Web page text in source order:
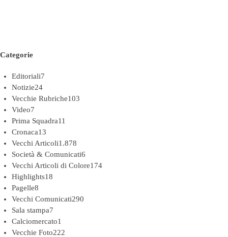
Categorie
Editoriali7
Notizie24
Vecchie Rubriche103
Video7
Prima Squadra11
Cronaca13
Vecchi Articoli1.878
Società & Comunicati6
Vecchi Articoli di Colore174
Highlights18
Pagelle8
Vecchi Comunicati290
Sala stampa7
Calciomercato1
Vecchie Foto222